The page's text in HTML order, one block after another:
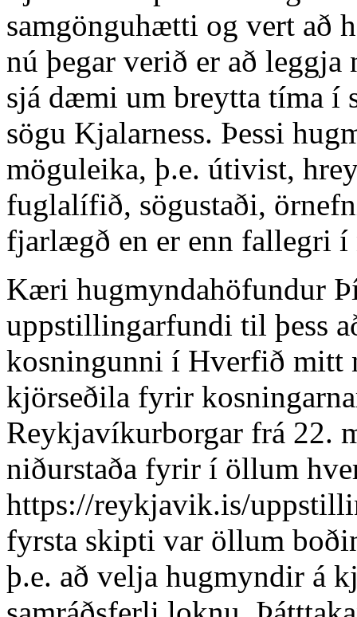
samgönguhætti og vert að
nú þegar verið er að leggja
sjá dæmi um breytta tíma í
sögu Kjalarness. Þessi
möguleika, þ.e. útivist,
fuglalífið, sögustaði,
fjarlægð en er enn fallegri
Kæri hugmyndahöfundur
uppstillingarfundi til þess
kosningunni í Hverfið mitt
kjörseðila fyrir
Reykjavíkurborgar frá 22.
niðurstaða fyrir í öllum
https://reykjavik.is/
fyrsta skipti var öllum
þ.e. að velja hugmyndir á